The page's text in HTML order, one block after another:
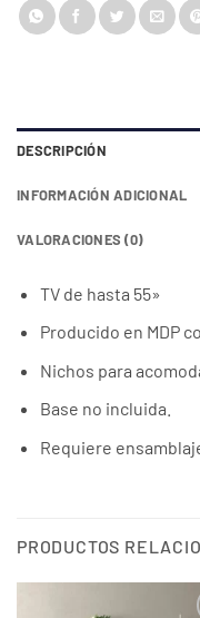
DESCRIPCIÓN
INFORMACIÓN ADICIONAL
VALORACIONES (0)
TV de hasta 55»
Producido en MDP
Nichos para
Base no incluida.
Requiere
PRODUCTOS